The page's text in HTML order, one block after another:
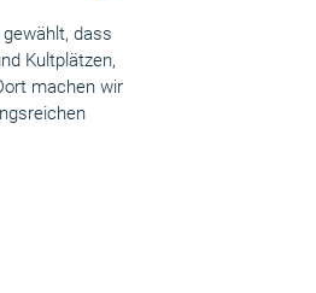
dass
Kultplätzen,
machen wir